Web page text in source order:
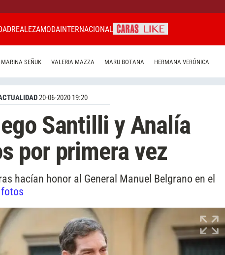
REALEZAMODAINTERNACIONAL
MARINA SEÑUK VALERIA MAZZA MARU BOTANA HERMANA VERÓNICA
20-06-2020 19:20
Santilli y Analía
por primera vez
hacían honor al General Manuel Belgrano en el